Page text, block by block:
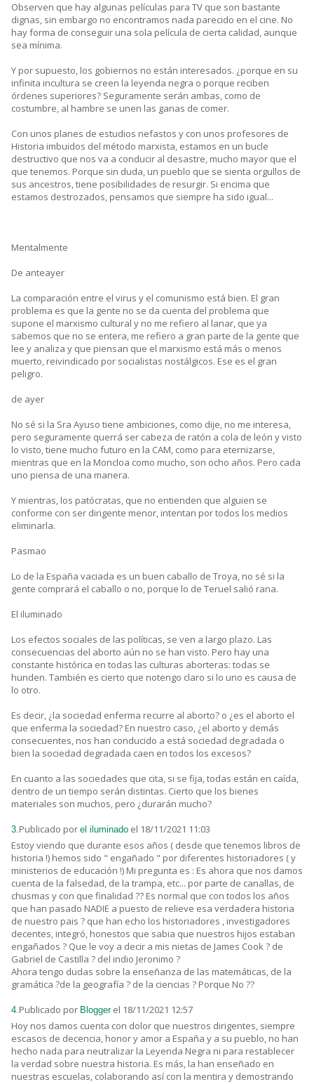
Observen que hay algunas películas para TV que son bastante
dignas, sin embargo no encontramos nada parecido en el cine. No
hay forma de conseguir una sola película de cierta calidad, aunque
sea mínima.
Y por supuesto, los gobiernos no están interesados. ¿porque en su
infinita incultura se creen la leyenda negra o porque reciben
órdenes superiores? Seguramente serán ambas, como de
costumbre, al hambre se unen las ganas de comer.
Con unos planes de estudios nefastos y con unos profesores de
Historia imbuidos del método marxista, estamos en un bucle
destructivo que nos va a conducir al desastre, mucho mayor que el
que tenemos. Porque sin duda, un pueblo que se sienta orgullos de
sus ancestros, tiene posibilidades de resurgir. Si encima que
estamos destrozados, pensamos que siempre ha sido igual...
Mentalmente
De anteayer
La comparación entre el virus y el comunismo está bien. El gran
problema es que la gente no se da cuenta del problema que
supone el marxismo cultural y no me refiero al lanar, que ya
sabemos que no se entera, me refiero a gran parte de la gente que
lee y analiza y que piensan que el marxismo está más o menos
muerto, reivindicado por socialistas nostálgicos. Ese es el gran
peligro.
de ayer
No sé si la Sra Ayuso tiene ambiciones, como dije, no me interesa,
pero seguramente querrá ser cabeza de ratón a cola de león y visto
lo visto, tiene mucho futuro en la CAM, como para eternizarse,
mientras que en la Moncloa como mucho, son ocho años. Pero cada
uno piensa de una manera.
Y mientras, los patócratas, que no entienden que alguien se
conforme con ser dirigente menor, intentan por todos los medios
eliminarla.
Pasmao
Lo de la España vaciada es un buen caballo de Troya, no sé si la
gente comprará el caballo o no, porque lo de Teruel salió rana.
El iluminado
Los efectos sociales de las políticas, se ven a largo plazo. Las
consecuencias del aborto aún no se han visto. Pero hay una
constante histórica en todas las culturas aborteras: todas se
hunden. También es cierto que notengo claro si lo uno es causa de
lo otro.
Es decir, ¿la sociedad enferma recurre al aborto? o ¿es el aborto el
que enferma la sociedad? En nuestro caso, ¿el aborto y demás
consecuentes, nos han conducido a está sociedad degradada o
bien la sociedad degradada caen en todos los excesos?
En cuanto a las sociedades que cita, si se fija, todas están en caída,
dentro de un tiempo serán distintas. Cierto que los bienes
materiales son muchos, pero ¿durarán mucho?
3.Publicado por el iluminado el 18/11/2021 11:03
Estoy viendo que durante esos años ( desde que tenemos libros de
historia !) hemos sido " engañado " por diferentes historiadores ( y
ministerios de educación !) Mi pregunta es : Es ahora que nos damos
cuenta de la falsedad, de la trampa, etc... por parte de canallas, de
chusmas y con que finalidad ?? Es normal que con todos los años
que han pasado NADIE a puesto de relieve esa verdadera historia
de nuestro pais ? que han echo los historiadores , investigadores
decentes, integró, honestos que sabia que nuestros hijos estaban
engañados ? Que le voy a decir a mis nietas de James Cook ? de
Gabriel de Castilla ? del indio Jeronimo ?
Ahora tengo dudas sobre la enseñanza de las matemáticas, de la
gramática ?de la geografía ? de la ciencias ? Porque No ??
4.Publicado por Blogger el 18/11/2021 12:57
Hoy nos damos cuenta con dolor que nuestros dirigentes, siempre
escasos de decencia, honor y amor a España y a su pueblo, no han
hecho nada para neutralizar la Leyenda Negra ni para restablecer
la verdad sobre nuestra historia. Es más, la han enseñado en
nuestras escuelas, colaborando así con la mentira y demostrando